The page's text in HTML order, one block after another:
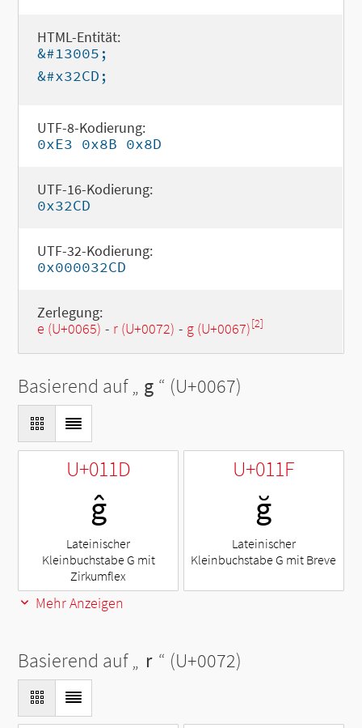
HTML-Entität:
&#13005;
&#x32CD;
UTF-8-Kodierung:
0xE3 0x8B 0x8D
UTF-16-Kodierung:
0x32CD
UTF-32-Kodierung:
0x000032CD
Zerlegung:
e (U+0065) - r (U+0072) - g (U+0067)[2]
Basierend auf „ g “ (U+0067)
U+011D
ĝ
Lateinischer
Kleinbuchstabe G mit
Zirkumflex
U+011F
ğ
Lateinischer
Kleinbuchstabe G mit Breve
Mehr Anzeigen
Basierend auf „ r “ (U+0072)